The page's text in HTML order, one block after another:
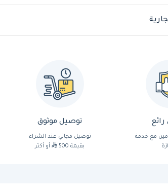
مع خدمة
توصيل موثوق
توصيل مجاني عند الشراء
بقيمة 500
أو أكثر